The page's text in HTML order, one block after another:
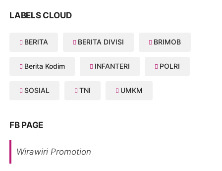
LABELS CLOUD
BERITA BERITA DIVISI BRIMOB
Berita Kodim INFANTERI POLRI
SOSIAL TNI UMKM
FB PAGE
Wirawiri Promotion